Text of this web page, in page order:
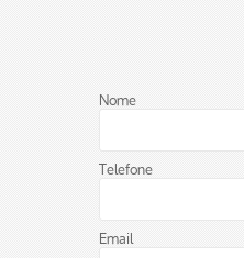
Nome
Telefone
Email